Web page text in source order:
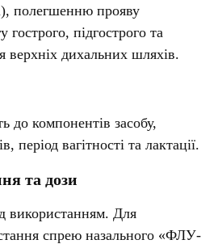
полегшенню прояву
гострого, підгострого та
верхніх дихальних шляхів.
до компонентів засобу,
період вагітності та лактації.
та дози
використанням. Для
спрею назального «ФЛУ-